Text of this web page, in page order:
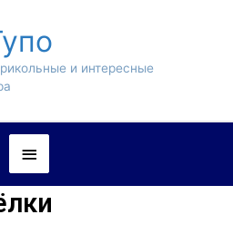
и интересные